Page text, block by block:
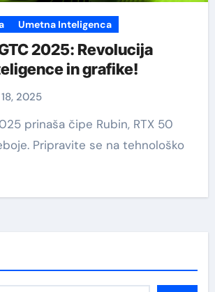
Umetna Inteligenca
2025: Revolucija
in grafike!
2025
Pripravite se na tehnološko